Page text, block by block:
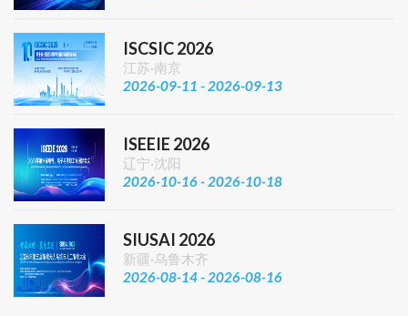
ISCSIC 2026
江苏·南京
2026-09-11 - 2026-09-13
ISEEIE 2026
辽宁·沈阳
2026-10-16 - 2026-10-18
SIUSAI 2026
新疆·乌鲁木齐
2026-08-14 - 2026-08-16